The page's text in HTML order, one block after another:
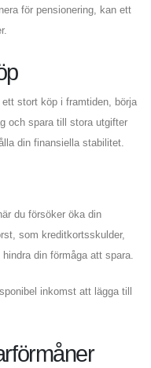
för pensionering, kan ett
stort köp i framtiden, börja
och spara till stora utgifter
din finansiella stabilitet.
du försöker öka din
som kreditkortsskulder,
din förmåga att spara.
inkomst att lägga till